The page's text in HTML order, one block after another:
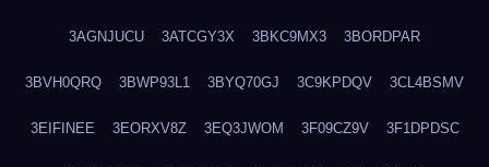
3AGNJUCU 3ATCGY3X 3BKC9MX3 3BORDPAR
3BVH0QRQ 3BWP93L1 3BYQ70GJ 3C9KPDQV 3CL4BSMV
3EIFINEE 3EORXV8Z 3EQ3JWOM 3F09CZ9V 3F1DPDSC